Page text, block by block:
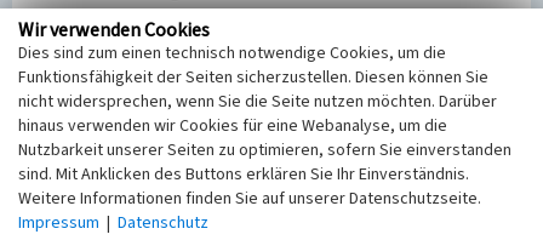
Bauherr / Auftraggeber:
Entwurf/Ausführung: TAKRAF, VEB Georgij-
Dimitroff-Werk Magdeburg
BKM-Nummer:31000350
Brückenbetrieb: 1288 Es 3150
Wir verwenden Cookies
Dies sind zum einen technisch notwendige Cookies, um die
Funktionsfähigkeit der Seiten sicherzustellen. Diesen können Sie
nicht widersprechen, wenn Sie die Seite nutzen möchten. Darüber
hinaus verwenden wir Cookies für eine Webanalyse, um die
Nutzbarkeit unserer Seiten zu optimieren, sofern Sie einverstanden
sind. Mit Anklicken des Buttons erklären Sie Ihr Einverständnis.
Weitere Informationen finden Sie auf unserer Datenschutzseite.
Impressum | Datenschutz